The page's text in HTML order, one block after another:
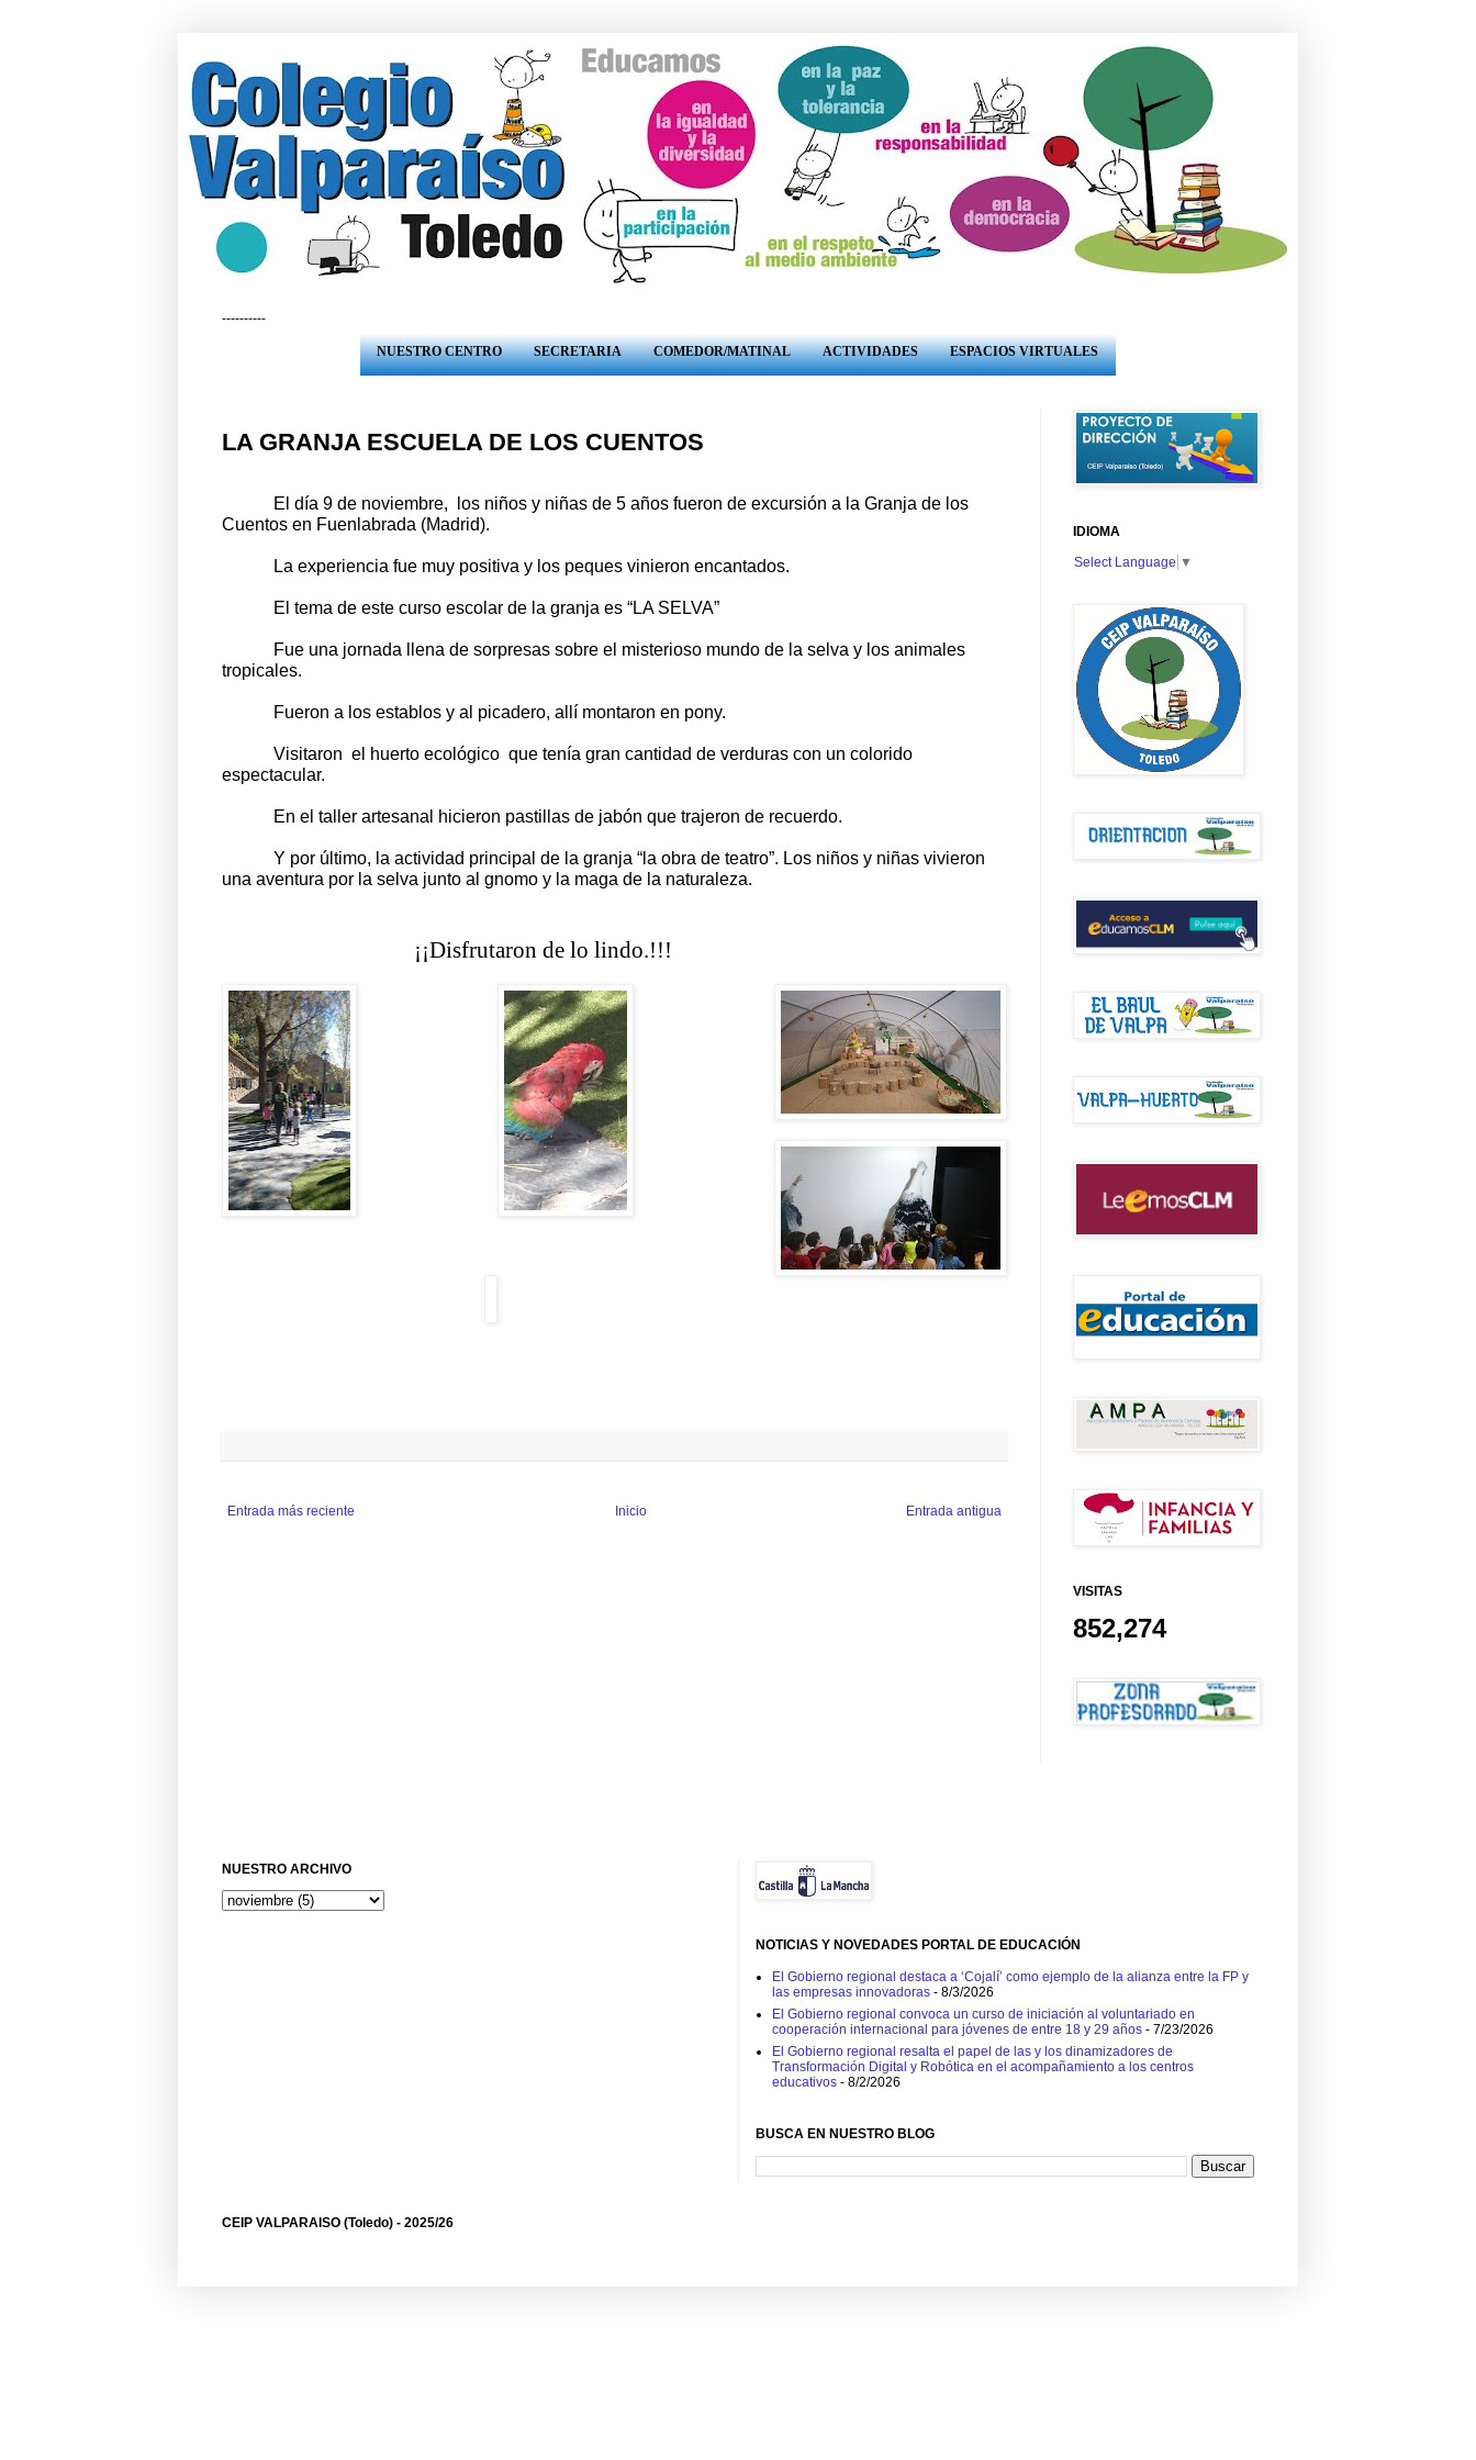
----------
NUESTRO CENTRO SECRETARIA COMEDOR/MATINAL ACTIVIDADES ESPACIOS VIRTUALES
LA GRANJA ESCUELA DE LOS CUENTOS
El día 9 de noviembre, los niños y niñas de 5 años fueron de excursión a la Granja de los
Cuentos en Fuenlabrada (Madrid).
La experiencia fue muy positiva y los peques vinieron encantados.
El tema de este curso escolar de la granja es “LA SELVA”
Fue una jornada llena de sorpresas sobre el misterioso mundo de la selva y los animales
tropicales.
Fueron a los establos y al picadero, allí montaron en pony.
Visitaron el huerto ecológico que tenía gran cantidad de verduras con un colorido
espectacular.
En el taller artesanal hicieron pastillas de jabón que trajeron de recuerdo.
Y por último, la actividad principal de la granja “la obra de teatro”. Los niños y niñas vivieron
una aventura por la selva junto al gnomo y la maga de la naturaleza.
¡¡Disfrutaron de lo lindo.!!!
Entrada más reciente Entrada antigua
Inicio
IDIOMA
Select Language ▼
VISITAS
852,274
NUESTRO ARCHIVO
NOTICIAS Y NOVEDADES PORTAL DE EDUCACIÓN
El Gobierno regional destaca a ‘Cojalí’ como ejemplo de la alianza entre la FP y
las empresas innovadoras - 8/3/2026
El Gobierno regional convoca un curso de iniciación al voluntariado en
cooperación internacional para jóvenes de entre 18 y 29 años - 7/23/2026
El Gobierno regional resalta el papel de las y los dinamizadores de
Transformación Digital y Robótica en el acompañamiento a los centros
educativos - 8/2/2026
BUSCA EN NUESTRO BLOG
CEIP VALPARAISO (Toledo) - 2025/26